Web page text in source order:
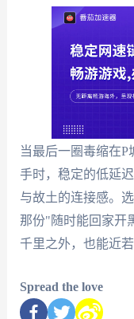
当最后一圈毒缩在
手时，稳定的低延
与故土的连接感。
那份"随时能回家开
千里之外，也能近若
Spread the love